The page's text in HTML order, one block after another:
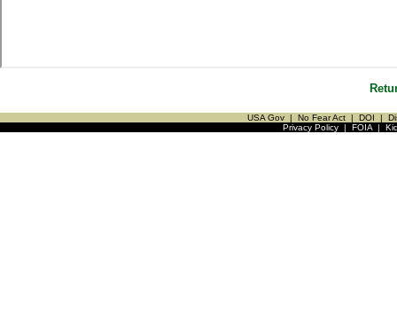
USA Gov | No Fear Act | DOI |
Privacy Policy| FOIA|